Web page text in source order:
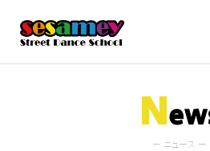
N
ー ニュース ー